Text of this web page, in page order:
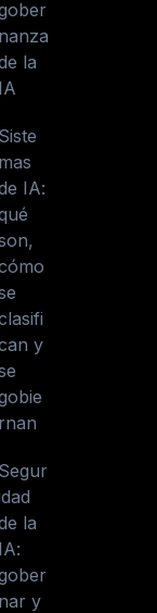
nanza
la
IA
Siste
mas
IA:
y
rnan
Segur
la
IA:
nar y